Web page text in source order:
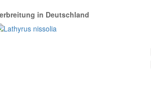
in Deutschland